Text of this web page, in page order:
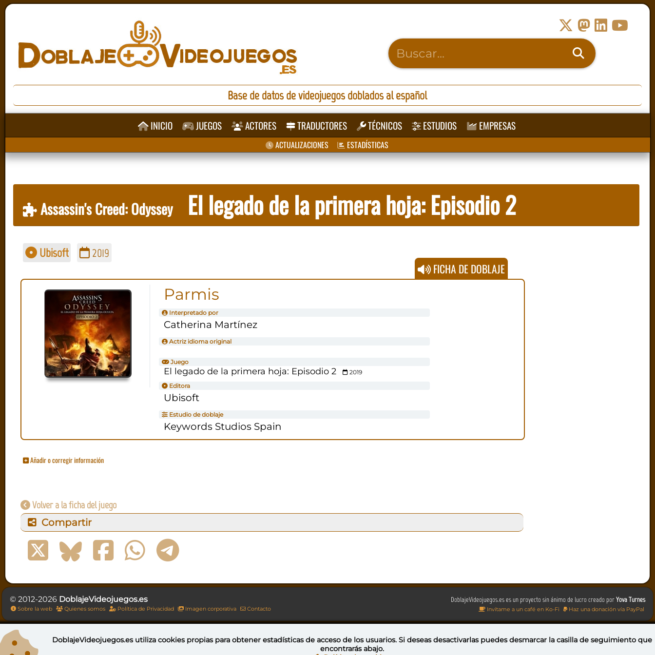
Base de datos de videojuegos doblados al español
INICIO JUEGOS ACTORES TRADUCTORES TÉCNICOS ESTUDIOS EMPRESAS
ACTUALIZACIONES ESTADÍSTICAS
Assassin's Creed: Odyssey El legado de la primera hoja: Episodio 2
Ubisoft 2019
FICHA DE DOBLAJE
Parmis
Interpretado por
Catherina Martínez
Actriz idioma original
Juego
El legado de la primera hoja: Episodio 2
2019
Editora
Ubisoft
Estudio de doblaje
Keywords Studios Spain
Añadir o corregir información
Volver a la ficha del juego
Compartir
DoblajeVideojuegos.es es un proyecto sin ánimo de lucro creado porYova Turnes
Invítame a un café en Ko-Fi Haz una donación vía PayPal
© 2012-2026 DoblajeVideojuegos.es
Sobre la web Quienes somos Política de Privacidad Imagen corporativa Contacto
Esta obra está bajo una licencia de Creative Commons Reconocimiento-NoComercial-CompartirIgual 4.0 Internacional
DoblajeVideojuegos.es utilizacookies propiaspara obtener estadísticas de acceso de los usuarios. Si deseas desactivarlas puedesdesmarcar la casilla de seguimiento que
encontrarás abajo.